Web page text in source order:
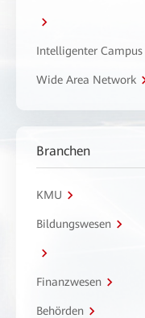
Intelligenter Campus
Wide Area Network
Branchen
KMU
Bildungswesen
Finanzwesen
Behörden